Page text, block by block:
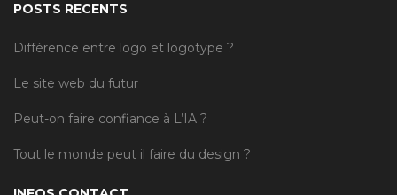
POSTS RECENTS
Différence entre logo et logotype ?
Le site web du futur
Peut-on faire confiance à L’IA ?
Tout le monde peut il faire du design ?